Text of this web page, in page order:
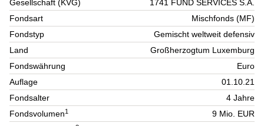
Gesellschaft (KVG)
1741 FUND SERVICES S.A.
Fondsart
Mischfonds (MF)
Fondstyp
Gemischt weltweit defensiv
Land
Großherzogtum Luxemburg
Fondswährung
Euro
Auflage
01.10.21
Fondsalter
4 Jahre
Fondsvolumen1
9 Mio. EUR